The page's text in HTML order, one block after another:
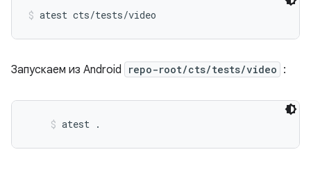
atest cts/tests/video
Запускаем из Android repo-root/cts/tests/video :
atest .